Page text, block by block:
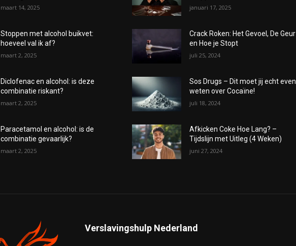
maart 14, 2025
Stoppen met alcohol buikvet:
hoeveel val ik af?
maart 2, 2025
Diclofenac en alcohol: is deze
combinatie riskant?
maart 2, 2025
Paracetamol en alcohol: is de
combinatie gevaarlijk?
maart 2, 2025
januari 17, 2025
Crack Roken: Het Gevoel, De Geur
en Hoe je Stopt
juli 25, 2024
Sos Drugs – Dit moet jij echt even
weten over Cocaïne!
juli 18, 2024
Afkicken Coke Hoe Lang? –
Tijdslijn met Uitleg (4 Weken)
juni 27, 2024
Verslavingshulp Nederland